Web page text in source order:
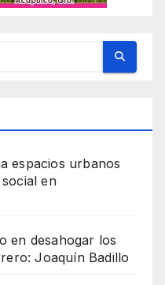
espacios urbanos
en
en desahogar los
Joaquín Badillo